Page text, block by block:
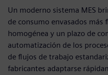
Un moderno sistema MES
de consumo envasados más
homogénea y un plazo de
automatización de los
de flujos de trabajo
fabricantes adaptarse